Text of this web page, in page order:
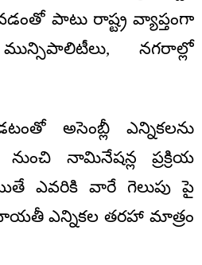
పాటు రాష్ట్ర వ్యాప్తంగా
నగరాల్లో
అసెంబ్లీ ఎన్నికలను
నామినేషన్ల ప్రక్రియ
ఎవరికి వారే గెలుపు పై
ఎన్నికల తరహా మాత్రం